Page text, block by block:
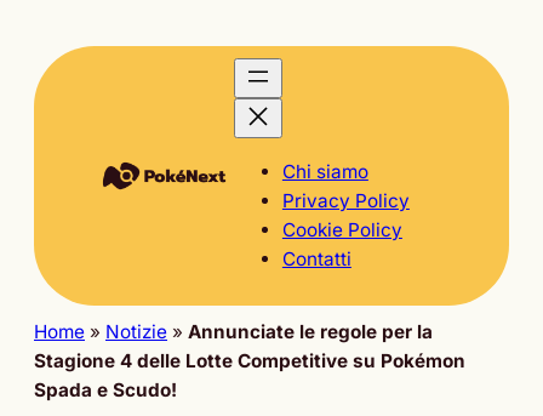
Chi siamo
Privacy Policy
Cookie Policy
Contatti
Home » Notizie » Annunciate le regole per la
Stagione 4 delle Lotte Competitive su Pokémon
Spada e Scudo!